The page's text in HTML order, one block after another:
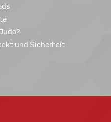
und Sicherheit